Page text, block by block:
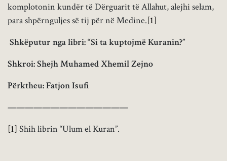
komplotonin kundër të Dërguarit të Allahut, alejhi selam,
para shpërnguljes së tij për në Medine.[1]
Shkëputur nga libri: “Si ta kuptojmë Kuranin?”
Shkroi: Shejh Muhamed Xhemil Zejno
Përktheu: Fatjon Isufi
——————————————
[1] Shih librin “Ulum el Kuran”.